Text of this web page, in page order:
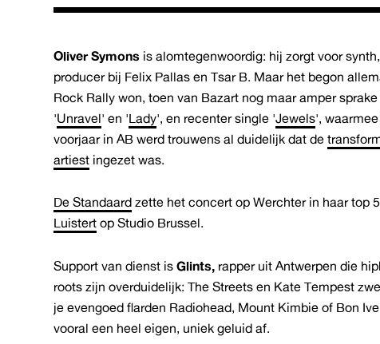
Oliver Symons is alomtegenwoordig: hij zorgt voor
producer bij Felix Pallas en Tsar B. Maar het begon
Rock Rally won, toen van Bazart nog maar amper
'Unravel' en 'Lady', en recenter single 'Jewels',
voorjaar in AB werd trouwens al duidelijk dat de
artiest ingezet was.
De Standaard zette het concert op Werchter in haar top
Luistert op Studio Brussel.
Support van dienst isGlints, rapper uit Antwerpen die
roots zijn overduidelijk: The Streets en Kate Tempest
je evengoed flarden Radiohead, Mount Kimbie of Bon
vooral een heel eigen, uniek geluid af.